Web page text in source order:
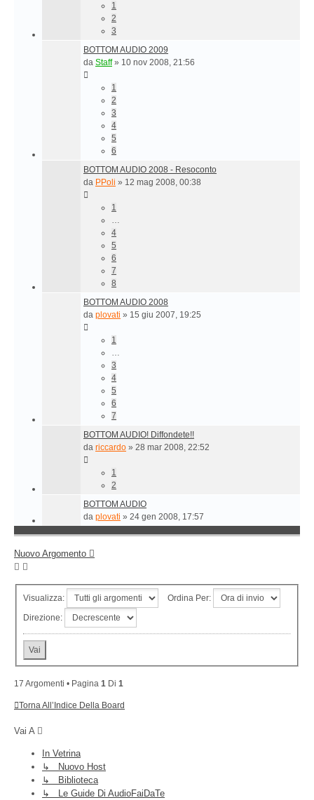
1
2
3
BOTTOM AUDIO 2009
da Staff» 10 nov 2008, 21:56
1
2
3
4
5
6
BOTTOM AUDIO 2008 - Resoconto
da PPoli » 12 mag 2008, 00:38
1
…
4
5
6
7
8
BOTTOM AUDIO 2008
da plovati » 15 giu 2007, 19:25
1
…
3
4
5
6
7
BOTTOM AUDIO! Diffondete!!
da riccardo » 28 mar 2008, 22:52
1
2
BOTTOM AUDIO
da plovati » 24 gen 2008, 17:57
Nuovo Argomento
Visualizza:
Ordina Per:
Direzione:
17 Argomenti • Pagina 1 Di 1
Torna All’Indice Della Board
Vai A
In Vetrina
↳ Nuovo Host
↳ Biblioteca
↳ Le Guide Di AudioFaiDaTe